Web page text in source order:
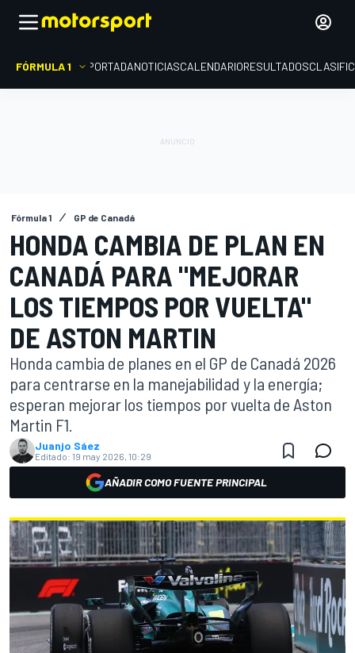
FÓRMULA 1 PORTADANOTICIASCALENDARIORESULTADOS
Fórmula 1 GP de Canadá
HONDA CAMBIA DE PLAN EN
CANADÁ PARA "MEJORAR
LOS TIEMPOS POR VUELTA"
DE ASTON MARTIN
Honda cambia de planes en el GP de Canadá 2026
para centrarse en la manejabilidad y la energía;
esperan mejorar los tiempos por vuelta de Aston
Martin F1.
Juanjo Sáez
Editado: 19 may 2026, 10:29
AÑADIR COMO FUENTE PRINCIPAL